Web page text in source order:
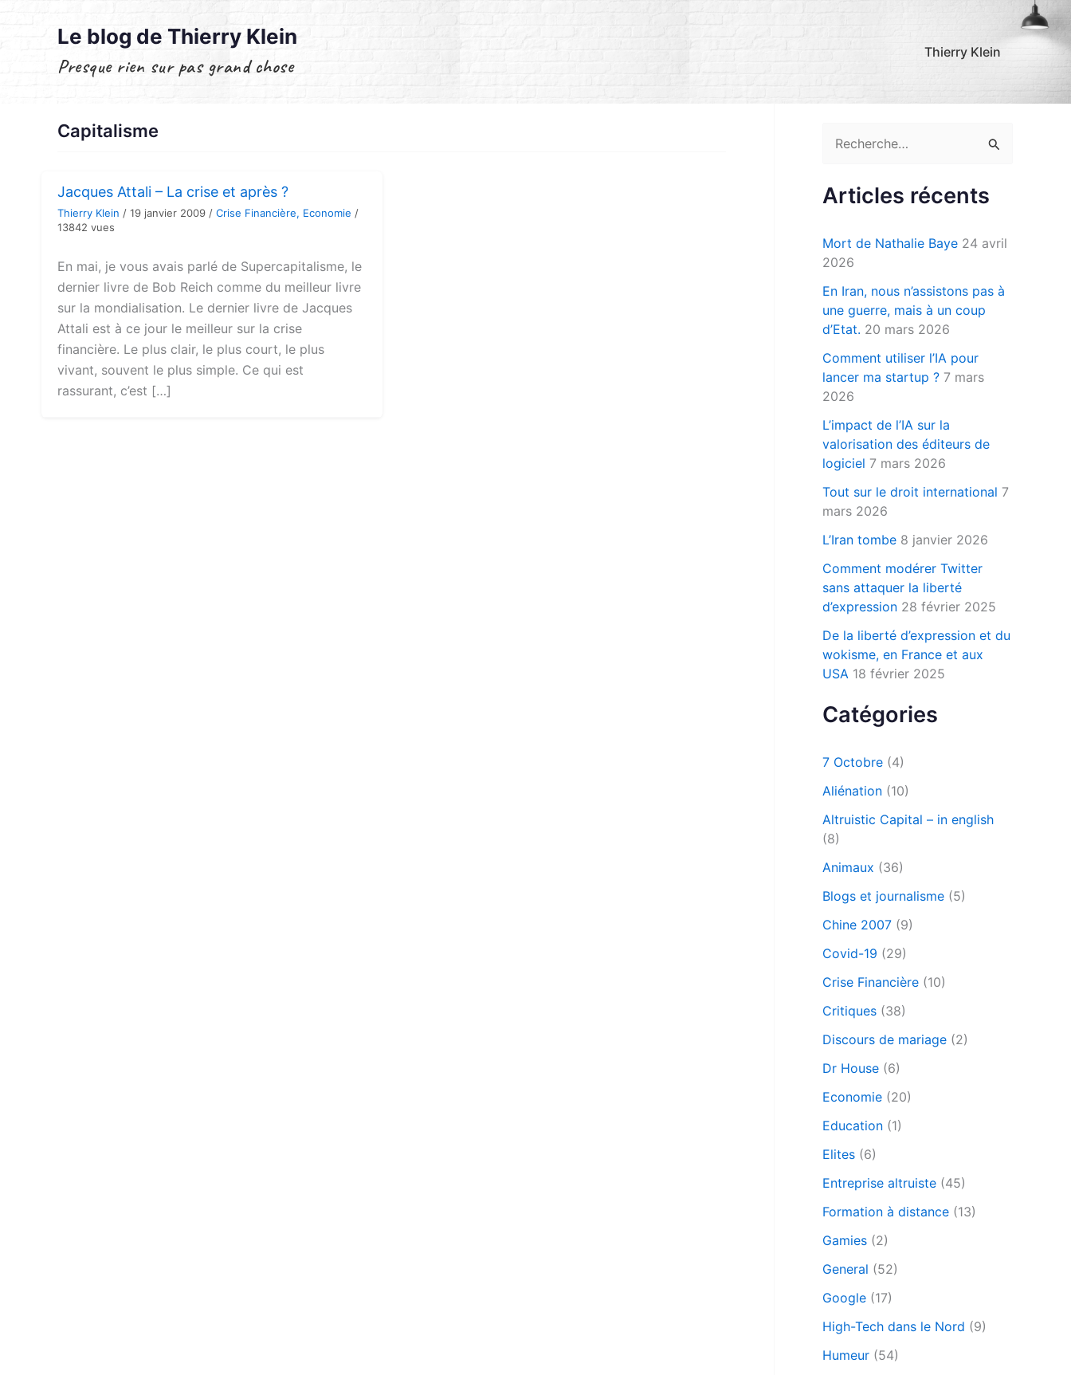
Le blog de Thierry Klein
Presque rien sur pas grand chose
Thierry Klein
Capitalisme
Jacques Attali – La crise et après ?
Thierry Klein / 19 janvier 2009 / Crise Financière, Economie /
13842 vues
En mai, je vous avais parlé de Supercapitalisme, le
dernier livre de Bob Reich comme du meilleur livre
sur la mondialisation. Le dernier livre de Jacques
Attali est à ce jour le meilleur sur la crise
financière. Le plus clair, le plus court, le plus
vivant, souvent le plus simple. Ce qui est
rassurant, c’est […]
c
e
r
c
h
e
r
Articles récents
Mort de Nathalie Baye 24 avril
2026
En Iran, nous n’assistons pas à
une guerre, mais à un coup
d’Etat. 20 mars 2026
Comment utiliser l’IA pour
lancer ma startup ? 7 mars
2026
L’impact de l’IA sur la
valorisation des éditeurs de
logiciel 7 mars 2026
Tout sur le droit international 7
mars 2026
L’Iran tombe 8 janvier 2026
Comment modérer Twitter
sans attaquer la liberté
d’expression 28 février 2025
De la liberté d’expression et du
wokisme, en France et aux
USA 18 février 2025
Catégories
7 Octobre (4)
Aliénation (10)
Altruistic Capital – in english
(8)
Animaux (36)
Blogs et journalisme (5)
Chine 2007 (9)
Covid-19 (29)
Crise Financière (10)
Critiques (38)
Discours de mariage (2)
Dr House (6)
Economie (20)
Education (1)
Elites (6)
Entreprise altruiste (45)
Formation à distance (13)
Gamies (2)
General (52)
Google (17)
High-Tech dans le Nord (9)
Humeur (54)